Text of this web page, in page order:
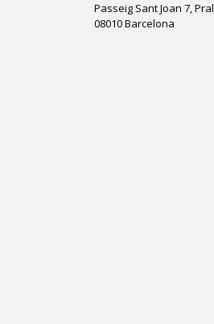
Passeig Sant Joan 7, Pral
08010 Barcelona